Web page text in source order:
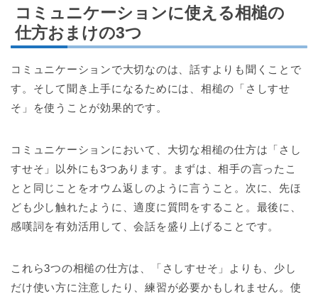
コミュニケーションに使える相槌の
仕方おまけの3つ
コミュニケーションで大切なのは、話すよりも聞くことで
す。そして聞き上手になるためには、相槌の「さしすせ
そ」を使うことが効果的です。
コミュニケーションにおいて、大切な相槌の仕方は「さし
すせそ」以外にも3つあります。まずは、相手の言ったこ
とと同じことをオウム返しのように言うこと。次に、先ほ
ども少し触れたように、適度に質問をすること。最後に、
感嘆詞を有効活用して、会話を盛り上げることです。
これら3つの相槌の仕方は、「さしすせそ」よりも、少し
だけ使い方に注意したり、練習が必要かもしれません。使